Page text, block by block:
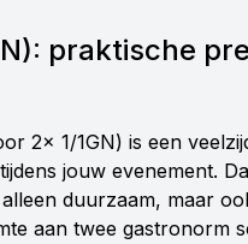
praktische
2x 1/1GN) is een
jouw evenement.
duurzaam, maar
aan twee gastronorm